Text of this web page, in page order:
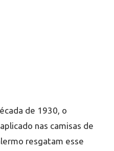
de 1930, o
nas camisas de
resgatam esse